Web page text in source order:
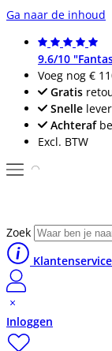
Ga naar de inhoud
9.6/10
Voeg nog €
Gratis
Snelle
Achteraf
Excl. BTW
Zoek
Klantenservice
Inloggen